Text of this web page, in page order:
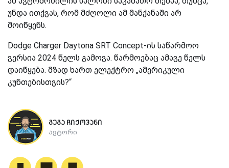
უნდა ითქვას, რომ მძღოლი ამ მანქანაში არ
მოიწყენს.
Dodge Charger Daytona SRT Concept-ის საწარმოო
ვერსია 2024 წელს გამოვა. წარმოებაც ამავე წელს
დაიწყება. მზად ხართ ელექტრო „ამერიკული
კუნთებისთვის?“
გეგა ჩიქოვანი
ავტორი